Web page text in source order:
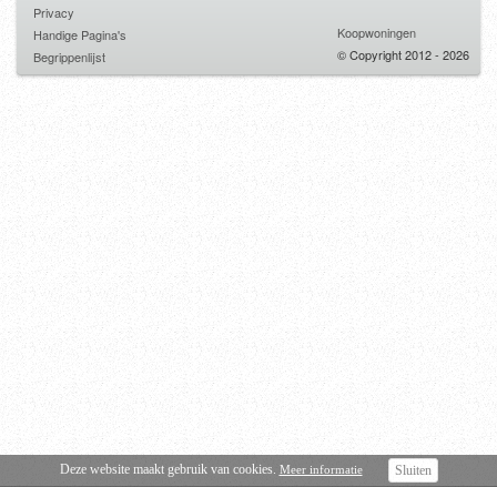
Deze website maakt gebruik van cookies. Meer informatie Sluiten
Privacy
Handige Pagina's
Begrippenlijst
Koopwoningen
© Copyright 2012 - 2026